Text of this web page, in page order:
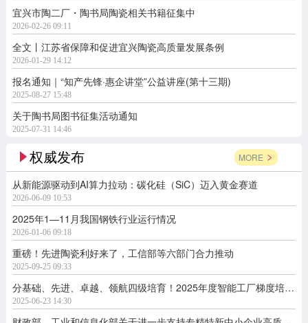
宜兴市陶二厂・陶书局陶瓷相关书籍征集中
2026-02-26 09:11
全文丨江苏省保障和促进宜兴陶瓷高质量发展条例
2026-01-29 14:12
报名通知｜“知产先锋·惠企讲堂”公益讲座(第十三期)
2025-08-27 15:48
关于陶书局图书征集活动通知
2025-07-31 14:46
权威发布 MORE
从新能源驱动到AI算力拉动：碳化硅（SiC）迈入黄金赛道
2026-06-09 10:53
2025年1—11月我国钢铁行业运行情况
2026-01-06 09:18
重磅！先进陶瓷利好来了，工信部等六部门合力推动
2025-09-25 09:33
分基础、先进、卓越、领航四级培育！2025年度智能工厂梯度培育行动开始了
2025-06-23 14:30